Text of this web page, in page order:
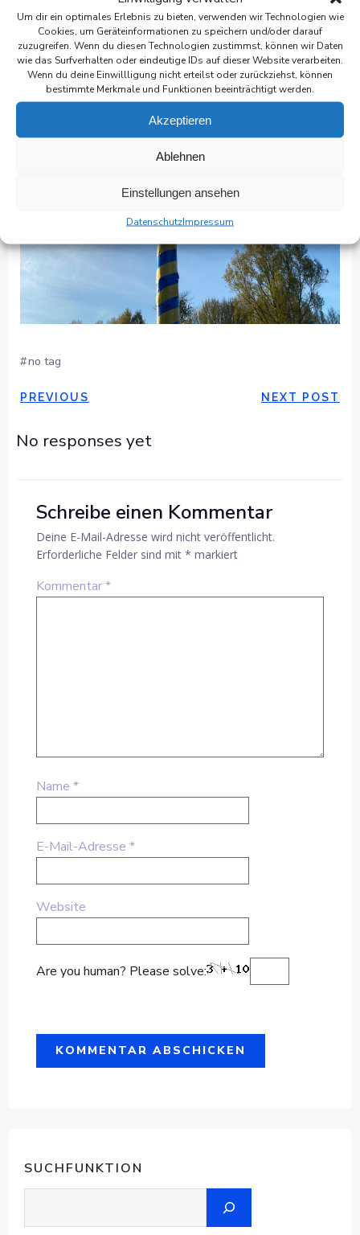
Um dir ein optimales Erlebnis zu bieten, verwenden wir Technologien wie
Cookies, um Geräteinformationen zu speichern und/oder darauf
zuzugreifen. Wenn du diesen Technologien zustimmst, können wir Daten
wie das Surfverhalten oder eindeutige IDs auf dieser Website verarbeiten.
Wenn du deine Einwillligung nicht erteilst oder zurückziehst, können
bestimmte Merkmale und Funktionen beeinträchtigt werden.
Akzeptieren
Ablehnen
Einstellungen ansehen
DatenschutzImpressum
#no tag
POST
NAVIGATION
PREVIOUS
POSTNEXT POST
No responses yet
Schreibe einen Kommentar
Deine E-Mail-Adresse wird nicht veröffentlicht.
Erforderliche Felder sind mit * markiert
Kommentar*
Name *
E-Mail-Adresse *
Website
Are you human? Please solve:
SUCHFUNKTION